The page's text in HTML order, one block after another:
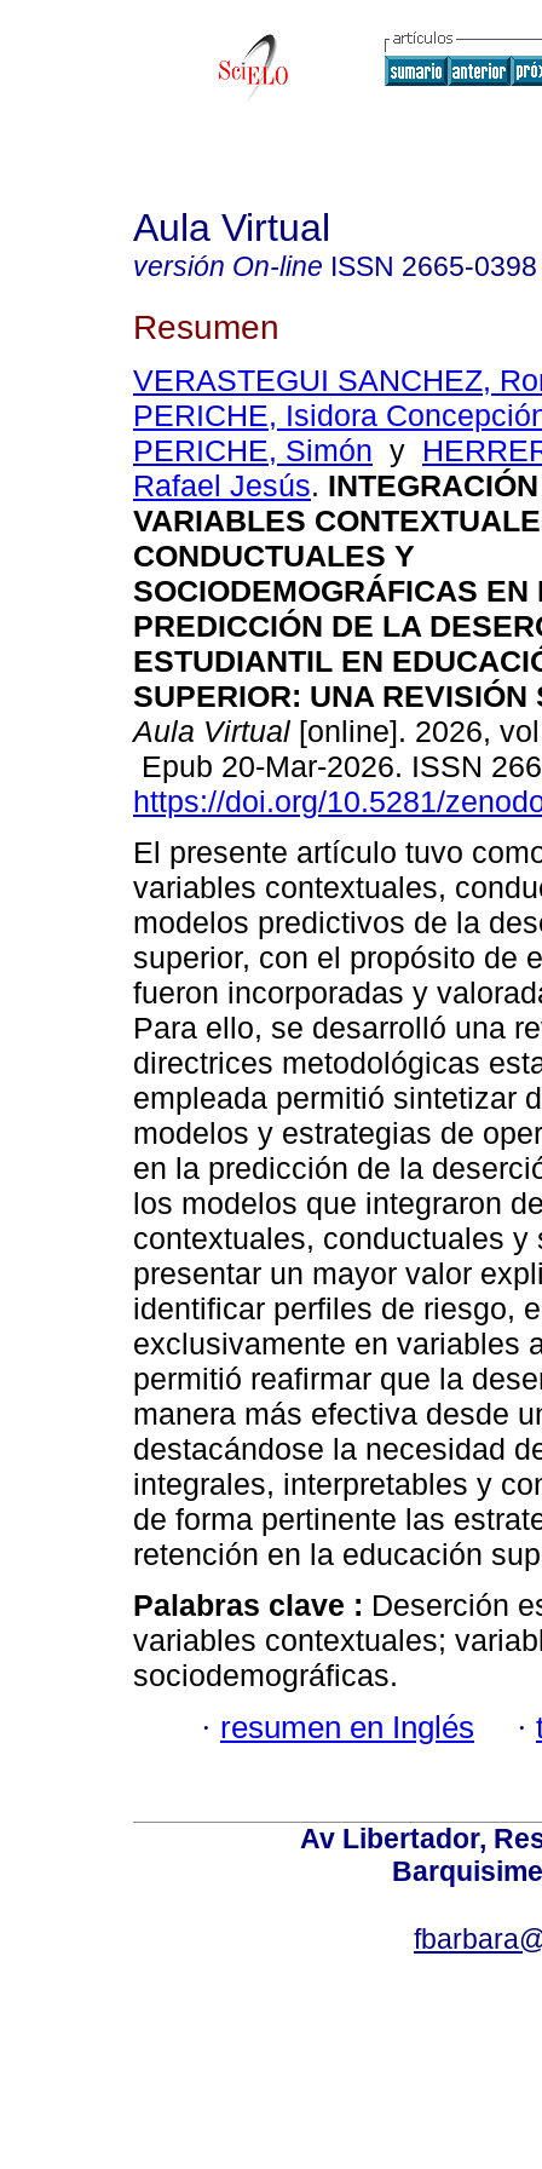
Aula Virtual
versión On-line ISSN 2665-0398
Resumen
VERASTEGUI SANCHEZ,
PERICHE, Isidora
PERICHE, Simón y
Rafael Jesús.
VARIABLES
CONDUCTUALES Y
SOCIODEMOGRÁFICAS EN
PREDICCIÓN DE LA
ESTUDIANTIL EN
SUPERIOR: UNA REVISIÓN
Aula Virtual [online]. 2026,
Epub 20-Mar-2026. ISSN
https://doi.org/10.5281/
El presente artículo tuvo
variables contextuales,
modelos predictivos de la
superior, con el propósito de
fueron incorporadas y
Para ello, se desarrolló una
directrices metodológicas
empleada permitió sintetizar
modelos y estrategias de
en la predicción de la
los modelos que integraron
contextuales, conductuales
presentar un mayor valor
identificar perfiles de riesgo,
exclusivamente en variables
permitió reafirmar que la
manera más efectiva desde
destacándose la necesidad
integrales, interpretables y
de forma pertinente las
retención en la educación
Palabras clave : Deserción
variables contextuales;
sociodemográficas.
· resumen en Inglés ·
Av Libertador,